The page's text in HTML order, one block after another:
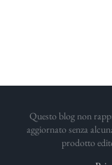
Questo blog non
aggiornato senza
prodotto